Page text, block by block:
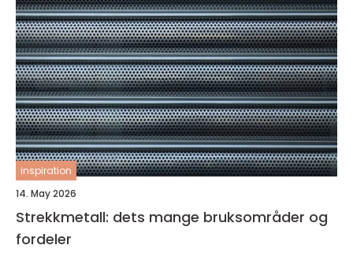
inspiration
14. May 2026
Strekkmetall: dets mange bruksområder og
fordeler